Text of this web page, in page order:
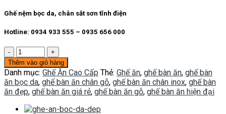
Ghế nệm bọc da, chân sắt sơn tĩnh điện
Hotline: 0934 933 555 – 0935 656 000
Ghế
ăn
bọc
da
G026
số
lượng
Thêm vào giỏ hàng
Danh mục: Ghế Ăn Cao Cấp Thẻ: Ghế ăn, ghế bàn ăn, ghế bàn
ăn bọc da, ghế bàn ăn chân gỗ, ghế bàn ăn chân inox, ghế bàn
ăn đẹp, ghế bàn ăn giá rẻ, ghế bàn ăn gỗ, ghế bàn ăn hiện đại